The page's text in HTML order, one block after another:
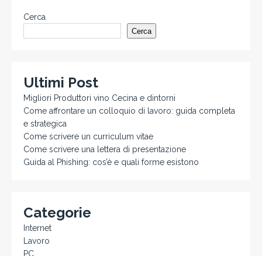
Cerca
Cerca
Ultimi Post
Migliori Produttori vino Cecina e dintorni
Come affrontare un colloquio di lavoro: guida completa
e strategica
Come scrivere un curriculum vitae
Come scrivere una lettera di presentazione
Guida al Phishing: cos’è e quali forme esistono
Categorie
Internet
Lavoro
PC